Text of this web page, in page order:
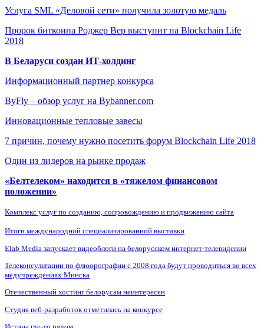
Услуга SML «Деловой сети» получила золотую медаль
Пророк биткоина Роджер Вер выступит на Blockchain Life
2018
В Беларуси создан ИТ-холдинг
Информационный партнер конкурса
ByFly – обзор услуг на Bybanner.com
Инновационные тепловые завесы
7 причин, почему нужно посетить форум Blockchain Life 2018
Один из лидеров на рынке продаж
«Белтелеком» находится в «тяжелом финансовом
положении»
Комплекс услуг по созданию, сопровождению и продвижению сайта
Итоги международной специализированной выставки
Elab Media запускает видеоблоги на белорусском интернет-телевидении
Телеконсультации по флюорографии с 2008 года будут проводиться во всех
медучреждениях Минска
Отечественный хостинг белорусам неинтересен
Студия веб-разработок отметилась на конкурсе